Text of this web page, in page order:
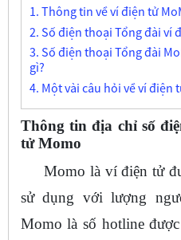
1. Thông tin về ví điện tử
2. Số điện thoại Tổng đài ví
3. Số điện thoại Tổng đài
gì?
4. Một vài câu hỏi về ví điện
Thông tin địa chỉ số
tử Momo
Momo là ví điện tử
sử dụng với lượng
Momo là số hotline